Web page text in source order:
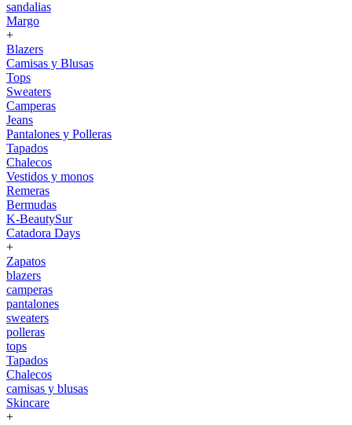
sandalias
Margo
+
Blazers
Camisas y Blusas
Tops
Sweaters
Camperas
Jeans
Pantalones y Polleras
Tapados
Chalecos
Vestidos y monos
Remeras
Bermudas
K-BeautySur
Catadora Days
+
Zapatos
blazers
camperas
pantalones
sweaters
polleras
tops
Tapados
Chalecos
camisas y blusas
Skincare
+